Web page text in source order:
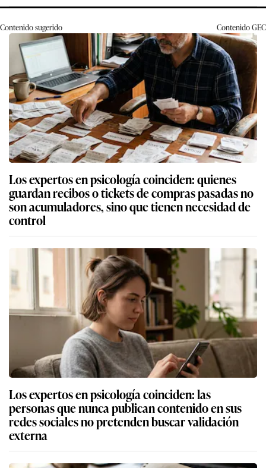
Contenido sugerido ContenidoGEC
Los expertos en psicología coinciden: quienes
guardan recibos o tickets de compras pasadas no
son acumuladores, sino que tienen necesidad de
control
Los expertos en psicología coinciden: las
personas que nunca publican contenido en sus
redes sociales no pretenden buscar validación
externa